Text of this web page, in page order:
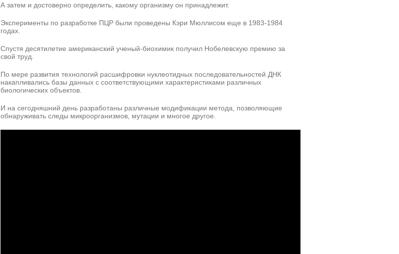
А затем и достоверно определить, какому организму он принадлежит.
Эксперименты по разработке ПЦР были проведены Кэри Мюллисом еще в 1983-1984
годах.
Спустя десятилетие американский ученый-биохимик получил Нобелевскую премию за
свой труд.
По мере развития технологий расшифровки нуклеотидных последовательностей ДНК
накапливались базы данных с соответствующими характеристиками различных
биологических объектов.
И на сегодняшний день разработаны различные модификации метода, позволяющие
обнаруживать следы микроорганизмов, мутации и многое другое.